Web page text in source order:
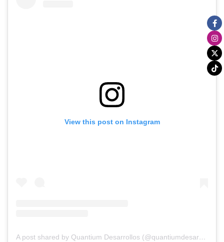
View this post on Instagram
A post shared by Quantium Desarrollos (@quantiumdesarrollos)